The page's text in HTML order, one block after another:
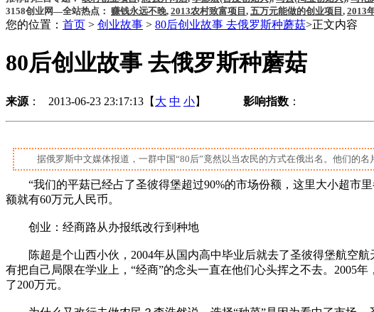
3158创业网—全站热点： 赚钱永远不晚, 2013农村致富项目 , 五万元能做的创业项目 , 2013
您的位置： 首页 > 创业故事 > 80后创业故事 去俄罗斯种蘑菇>正文内容
80后创业故事 去俄罗斯种蘑菇
来源 ： 2013-06-23 23:17:13【 大 中 小】 影响指数 ：
据俄罗斯中文媒体报道，一群中国“80后”竟然以当农民的方式在俄出名。他们的
“我们的平菇已经占了圣彼得堡超过90%的市场份额，这里大小超市里
额就有60万元人民币。
创业：经商路从办报纸改行到种地
陈超是个山西小伙，2004年从国内高中毕业后就去了圣彼得堡航空航
有把自己局限在学业上，“经商”的念头一直在他们心头挥之不去。2005
了200万元。